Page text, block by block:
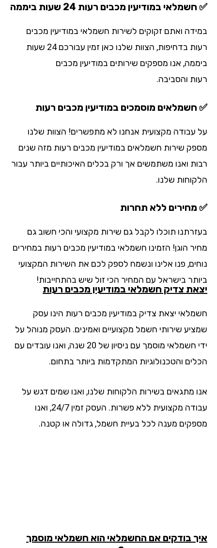
במודיעין מכבים רעות 24 שעות ביממה
ואתם זקוקים לשירות חשמלאי במודיעין מכבים
רעות בדחיפות, הצוות שלנו כאן זמין עבורכם 24 שעות
אנו מספקים שירותים במודיעין מכבים
והסביבה.
חשמלאים מוסמכים במודיעין מכבים רעות
עבודה מקצועית אנחנו לא מתפשרים! הצוות שלנו
שירות חשמלאים במודיעין מכבים רעות מזה שנים
ואנו משתמשים אך ורק בכלים האיכותיים ביותר עבור
שלנו.
מחירים ללא תחרות
תוכלו לקבל גם שירות מקצועי והכי חשוב גם
הוגן! הזמינו חשמלאי במודיעין מכבים רעות במחירים
פנו אלינו ונשמח לספק לכם את השירות המקצועי
בישראל עם המחיר הכי זול שיש בהתחייבות!
צדיק חשמלאי במודיעין מכבים רעות
יצאת צדיק במודיעין מכבים רעות הינו עסק
שירותי חשמל מקצועיים ואמינים. העסק מנוהל על
ידי חשמלאי מוסמך עם ניסיון של 20 שנה, ואנו עובדים עם
והטכנולוגיות המתקדמות ביותר בתחום.
מתגאים בשירות הלקוחות שלנו, ואנו שמים דגש על
עבודה מקצועית ללא פשרות. העסק זמין 24/7, ואנו
מענה לכל בעיית חשמל, גדולה או קטנה.
בודקים אם החשמלאי הוא חשמלאי מוסמך